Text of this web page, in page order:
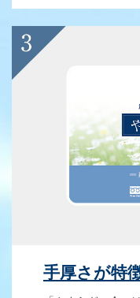
手厚さが特